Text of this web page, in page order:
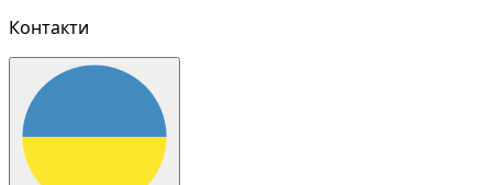
Контакти